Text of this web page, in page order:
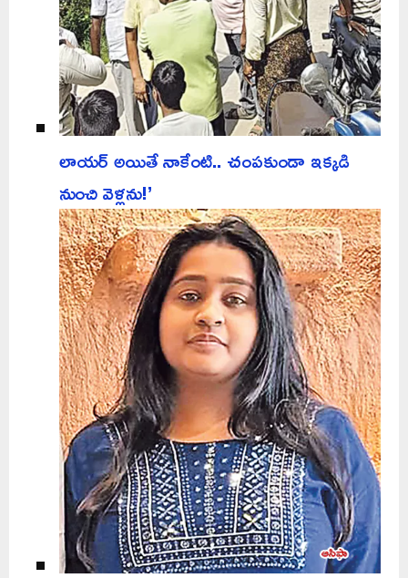
లాయర్ అయితే నాకేంటి.. చంపకుండా ఇక్కడి
నుంచి వెళ్లను!’